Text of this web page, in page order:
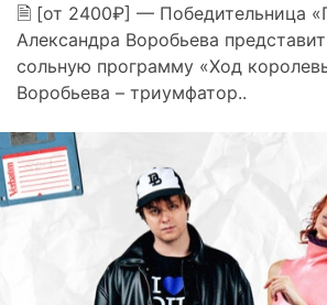
🗎 [от 2400₽] — Победительница
Александра Воробьева
сольную программу «Ход
Воробьева – триумфатор..